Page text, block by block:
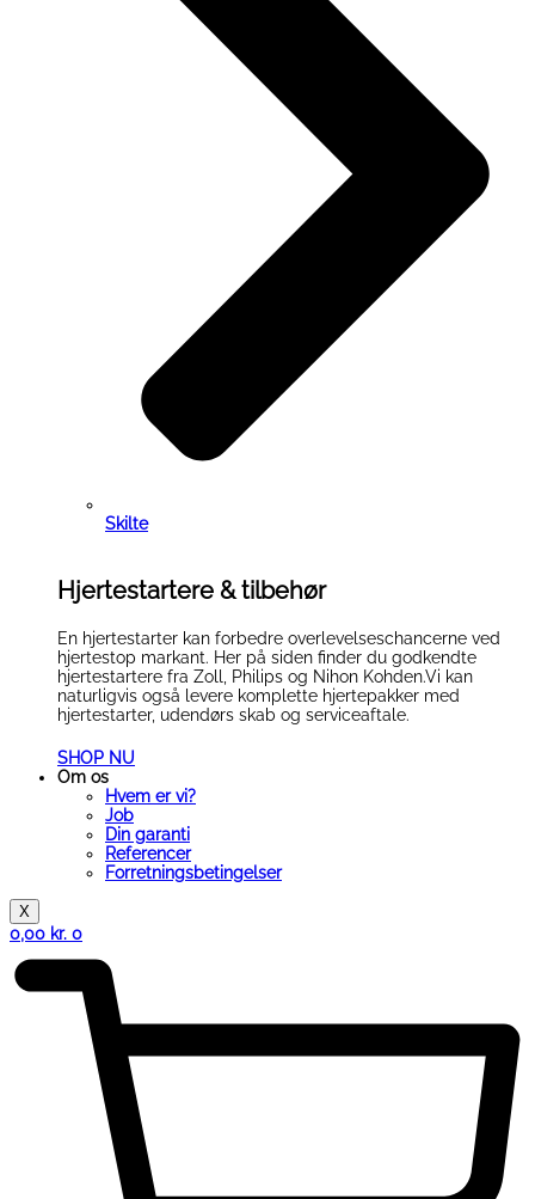
Skilte
Hjertestartere & tilbehør
En hjertestarter kan forbedre overlevelseschancerne ved
hjertestop markant. Her på siden finder du godkendte
hjertestartere fra Zoll, Philips og Nihon Kohden.Vi kan
naturligvis også levere komplette hjertepakker med
hjertestarter, udendørs skab og serviceaftale.
SHOP NU
Om os
Hvem er vi?
Job
Din garanti
Referencer
Forretningsbetingelser
X
0,00 kr. 0